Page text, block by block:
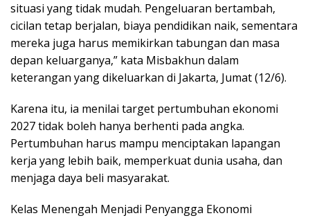
situasi yang tidak mudah. Pengeluaran bertambah,
cicilan tetap berjalan, biaya pendidikan naik, sementara
mereka juga harus memikirkan tabungan dan masa
depan keluarganya,” kata Misbakhun dalam
keterangan yang dikeluarkan di Jakarta, Jumat (12/6).
Karena itu, ia menilai target pertumbuhan ekonomi
2027 tidak boleh hanya berhenti pada angka.
Pertumbuhan harus mampu menciptakan lapangan
kerja yang lebih baik, memperkuat dunia usaha, dan
menjaga daya beli masyarakat.
Kelas Menengah Menjadi Penyangga Ekonomi